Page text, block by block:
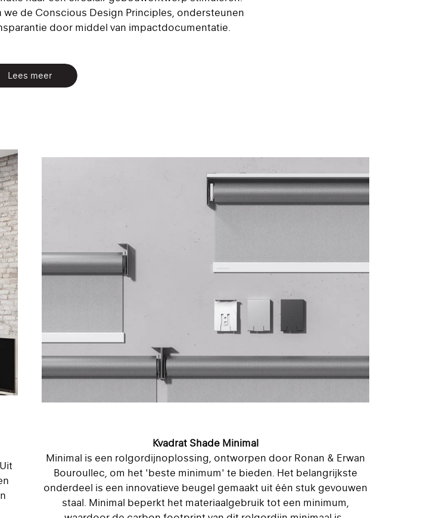
we de Conscious Design Principles, ondersteunen
door middel van impactdocumentatie.
Lees meer
Kvadrat Shade Minimal
Minimal is een rolgordijnoplossing, ontworpen door Ronan & Erwan
Bouroullec, om het 'beste minimum' te bieden. Het belangrijkste
onderdeel is een innovatieve beugel gemaakt uit één stuk gevouwen
staal. Minimal beperkt het materiaalgebruik tot een minimum,